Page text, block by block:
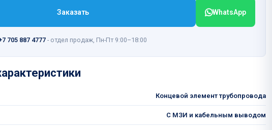
Заказать WhatsApp
705 887 4777- отдел продаж, Пн-Пт 9:00–18:00
Концевой элемент трубопровода
С МЗИ и кабельным выводом